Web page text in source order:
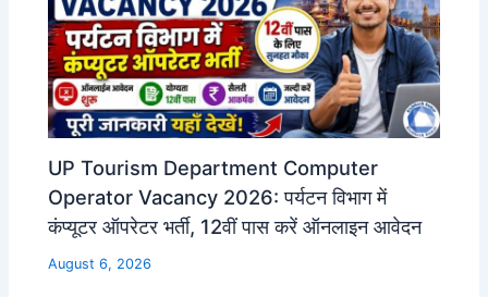
UP Tourism Department Computer
Operator Vacancy 2026: पर्यटन विभाग में
कंप्यूटर ऑपरेटर भर्ती, 12वीं पास करें ऑनलाइन आवेदन
August 6, 2026